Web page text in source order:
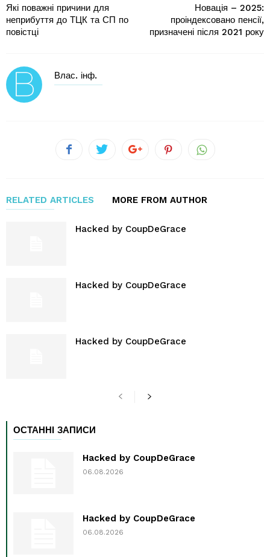
Які поважні причини для
неприбуття до ТЦК та СП по
повістці
Новація – 2025:
проіндексовано пенсії,
призначені після 2021 року
Влас. інф.
RELATED ARTICLES MORE FROM AUTHOR
Hacked by CoupDeGrace
Hacked by CoupDeGrace
Hacked by CoupDeGrace
ОСТАННІ ЗАПИСИ
Hacked by CoupDeGrace
06.08.2026
Hacked by CoupDeGrace
06.08.2026